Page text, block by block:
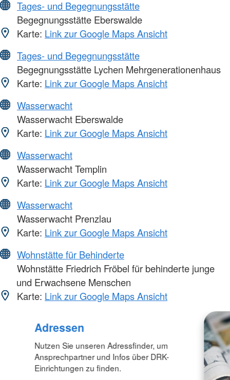
Tages- und Begegnungsstätte
Begegnungsstätte Eberswalde
Karte: Link zur Google Maps Ansicht
Tages- und Begegnungsstätte
Begegnungsstätte Lychen Mehrgenerationenhaus
Karte: Link zur Google Maps Ansicht
Wasserwacht
Wasserwacht Eberswalde
Karte: Link zur Google Maps Ansicht
Wasserwacht
Wasserwacht Templin
Karte: Link zur Google Maps Ansicht
Wasserwacht
Wasserwacht Prenzlau
Karte: Link zur Google Maps Ansicht
Wohnstätte für Behinderte
Wohnstätte Friedrich Fröbel für behinderte junge
und Erwachsene Menschen
Karte: Link zur Google Maps Ansicht
Adressen
Nutzen Sie unseren Adressfinder, um
Ansprechpartner und Infos über DRK-
Einrichtungen zu finden.